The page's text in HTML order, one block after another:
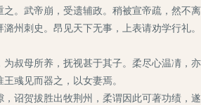
。武帝崩，受遗辅政。稍被宣帝疏，然不
州刺史。昂见天下无事，上表请劝学行礼
母所养，抚视甚于其子。柔尽心温凊，
彧见而器之，以女妻焉。
贺拔胜出牧荆州，柔谓因此可著功绩，